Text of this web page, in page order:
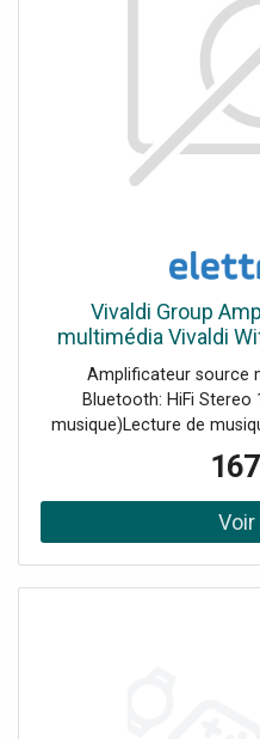
Vivaldi Group
multimédia Vivaldi
Amplificateur source
Bluetooth: HiFi Stereo
musique)Lecture de
Spotify ), depuis l'USB
Bluetooth ou
VIVALDI sur